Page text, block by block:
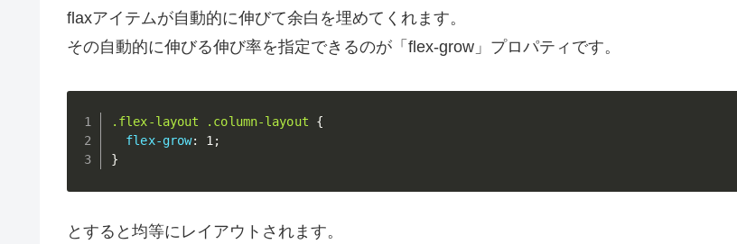
flaxアイテムが自動的に伸びて余白を埋めてくれます。
その自動的に伸びる伸び率を指定できるのが「flex-grow」プロパティです。
.flex-layout .column-layout
{
flex-grow: 1 ;
}
とすると均等にレイアウトされます。